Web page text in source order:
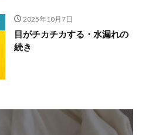
2025年10月7日
目がチカチカする・水漏れの
続き